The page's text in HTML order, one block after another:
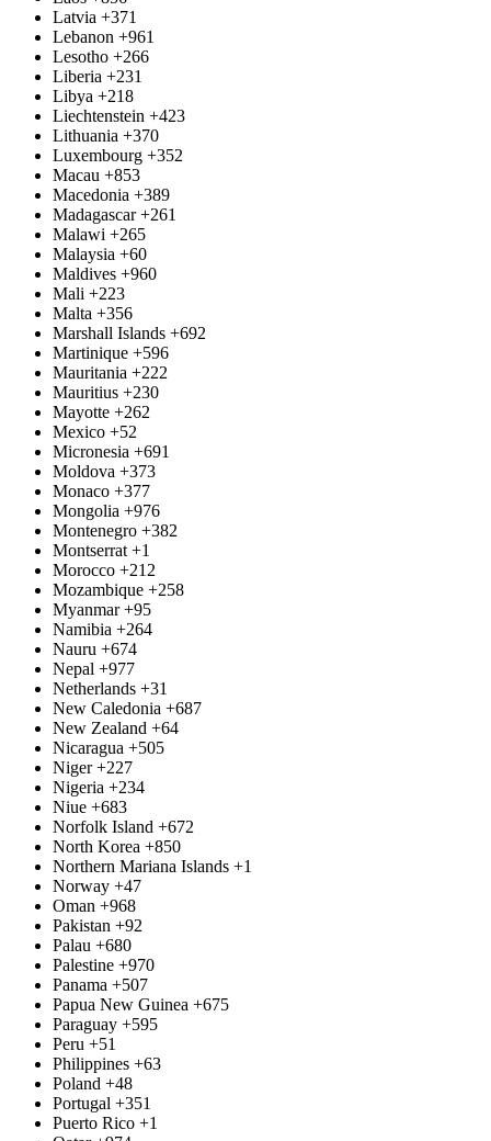
Latvia +371
Lebanon +961
Lesotho +266
Liberia +231
Libya +218
Liechtenstein +423
Lithuania +370
Luxembourg +352
Macau +853
Macedonia +389
Madagascar +261
Malawi +265
Malaysia +60
Maldives +960
Mali +223
Malta +356
Marshall Islands +692
Martinique +596
Mauritania +222
Mauritius +230
Mayotte +262
Mexico +52
Micronesia +691
Moldova +373
Monaco +377
Mongolia +976
Montenegro +382
Montserrat +1
Morocco +212
Mozambique +258
Myanmar +95
Namibia +264
Nauru +674
Nepal +977
Netherlands +31
New Caledonia +687
New Zealand +64
Nicaragua +505
Niger +227
Nigeria +234
Niue +683
Norfolk Island +672
North Korea +850
Northern Mariana Islands +1
Norway +47
Oman +968
Pakistan +92
Palau +680
Palestine +970
Panama +507
Papua New Guinea +675
Paraguay +595
Peru +51
Philippines +63
Poland +48
Portugal +351
Puerto Rico +1